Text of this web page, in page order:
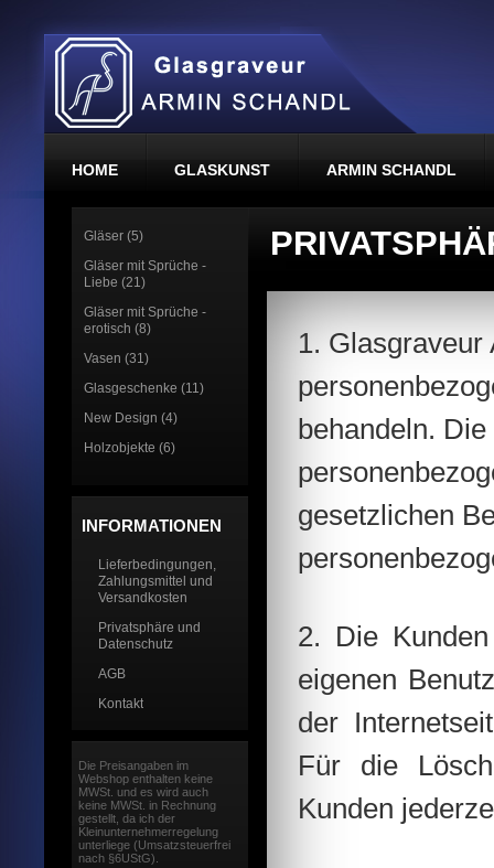
HOME GLASKUNST ARMIN SCHANDL
1.
behandeln.
gesetzlichen
2. Die
eigenen
der
Für die
Kunden
Gläser (5)
Gläser mit Sprüche -
Liebe (21)
Gläser mit Sprüche -
erotisch (8)
Vasen (31)
Glasgeschenke (11)
New Design (4)
Holzobjekte (6)
INFORMATIONEN
Lieferbedingungen,
Zahlungsmittel und
Versandkosten
Privatsphäre und
Datenschutz
AGB
Kontakt
Die Preisangaben im
Webshop enthalten keine
MWSt. und es wird auch
keine MWSt. in Rechnung
gestellt, da ich der
Kleinunternehmerregelung
unterliege (Umsatzsteuerfrei
nach §6UStG).